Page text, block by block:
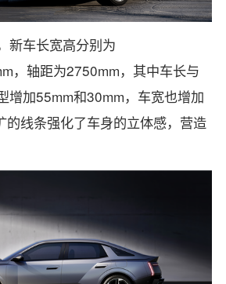
新车长宽高分别为
，轴距为2750mm，其中车长与
增加55mm和30mm，车宽也增加
的线条强化了车身的立体感，营造